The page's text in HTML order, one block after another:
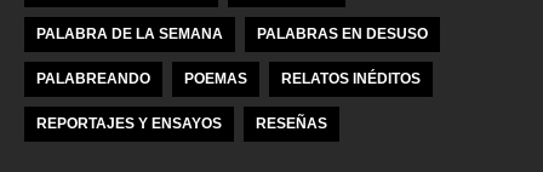
PALABRA DE LA SEMANA PALABRAS EN DESUSO
PALABREANDO POEMAS RELATOS INÉDITOS
REPORTAJES Y ENSAYOS RESEÑAS